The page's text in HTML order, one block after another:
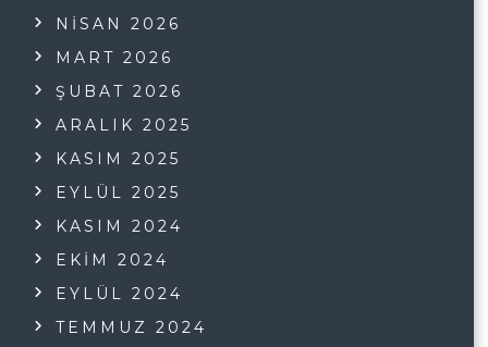
NISAN 2026
MART 2026
ŞUBAT 2026
ARALIK 2025
KASIM 2025
EYLÜL 2025
KASIM 2024
EKIM 2024
EYLÜL 2024
TEMMUZ 2024